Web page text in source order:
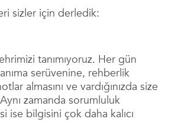
sizler için derledik:
tanımıyoruz. Her gün
serüvenine, rehberlik
almasını ve vardığınızda size
zamanda sorumluluk
ise bilgisini çok daha kalıcı